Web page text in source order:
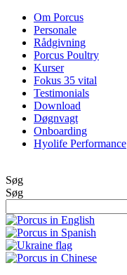
Om Porcus
Personale
Rådgivning
Porcus Poultry
Kurser
Fokus 35 vital
Testimonials
Download
Døgnvagt
Onboarding
Hyolife Performance
Søg
Søg